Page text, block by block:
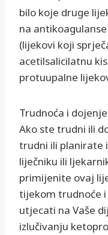
bilo koje druge
na
(lijekovi koji
acetilsalicilatnu
protuupalne
Trudnoća i dojenje
Ako ste trudni ili
trudni ili planirate
liječniku ili
primijenite ovaj
tijekom trudnoće
utjecati na Vaše
izlučivanju